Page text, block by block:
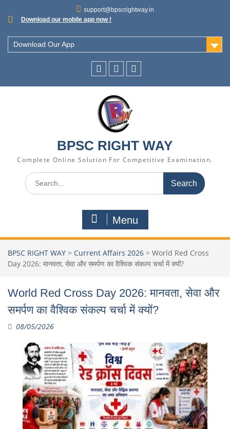
support@bpscrightway.in
Download our mobile app now !
Download Our App
BPSC RIGHT WAY
Complete Online Solution For Competitive Examination.
Menu
BPSC RIGHT WAY > Current Affairs 2026 > World Red Cross
Day 2026: मानवता, सेवा और समर्पण का वैश्विक संकल्प चर्चा में क्यों?
World Red Cross Day 2026: मानवता, सेवा और
समर्पण का वैश्विक संकल्प चर्चा में क्यों?
08/05/2026